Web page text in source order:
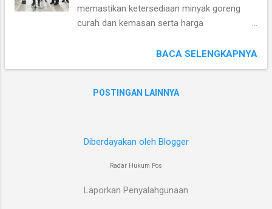
memastikan ketersediaan minyak goreng
curah dan kemasan serta harga
dengan kebijakan yang dikeluarkan oleh
Pemerintah. Setelah mengecek di Pasar
meninjau pihak produsen di PT. Asianagro
bersama dengan Menteri Perdagangan
(Menperin) Agus Gumiwang Kartasasmita.
Asianagro Agungjaya, mereka sampaikan
BACA SELENGKAPNYA
POSTINGAN LAINNYA
Diberdayakan oleh Blogger
Radar Hukum Pos
Laporkan Penyalahgunaan